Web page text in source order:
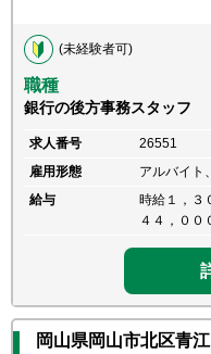
(未経験者可)
職種
銀行の後方事務スタッフ
求人番号
26551
雇用形態
アルバイト
給与
時給１，３
４４，００
岡山県岡山市北区青